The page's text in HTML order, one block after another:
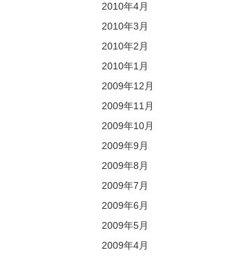
2010年4月
2010年3月
2010年2月
2010年1月
2009年12月
2009年11月
2009年10月
2009年9月
2009年8月
2009年7月
2009年6月
2009年5月
2009年4月